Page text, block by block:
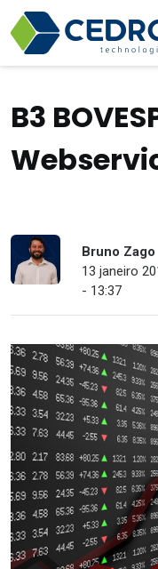
B3
Bruno Zago
13 janeiro
- 13:37